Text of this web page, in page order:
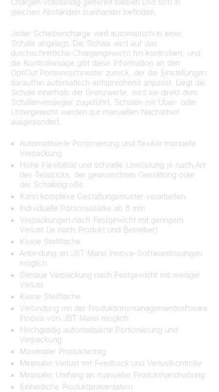
Chargen vollständig getrennt bleiben und sich in
gleichen Abständen zueinander befinden.
Jeder Scheibencharge wird automatisch in einer
Schale abgelegt. Die Schale wird auf das
durchschnittliche Chargengewicht hin kontrolliert, und
die Kontrollwaage gibt diese Information an den
OptiCut Portionsschneider zurück, der die Einstellungen
daraufhin automatisch entsprechend anpasst. Liegt die
Schale innerhalb der Grenzwerte, wird sie direkt dem
Schalenversiegler zugeführt. Schalen mit Über- oder
Untergewicht werden zur manuellen Nacharbeit
ausgesondert.
Automatisierte Portionierung und flexible manuelle
Verpackung
Hohe Flexibilität und schnelle Umrüstung je nach Art
des Teilstücks, der gewünschten Gestaltung oder
der Schalengröße
Kann komplexe Gestaltungsmuster verarbeiten
Individuelle Portionsstärke ab 8 mm
Verpackungen nach Festgewicht mit geringem
Verlust (je nach Produkt und Betreiber)
Kleine Stellfläche
Anbindung an JBT Marel Innova-Softwarelösungen
möglich
Genaue Verpackung nach Festgewicht mit weniger
Verlust
Kleine Stellfläche
Verbindung mit der Produktionsmanagementsoftware
Innova von JBT Marel möglich
Hochgradig automatisierte Portionierung und
Verpackung
Maximaler Produktertrag
Minimaler Verlust mit Feedback und Verlustkontrolle
Minimaler Umfang an manueller Produkthandhabung
Einheitliche Produktpräsentation